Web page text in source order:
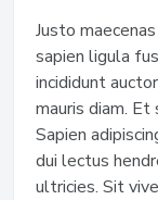
Justo
sapien ligula
incididunt
mauris diam.
Sapien
dui lectus
ultricies. Sit